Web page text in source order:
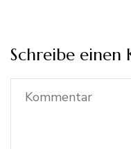
Schreibe einen